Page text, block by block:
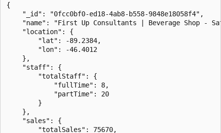
{
    "_id": "0fcc0bf0-ed18-4ab8-b558-9848e18058f4",
"name": "First Up Consultants | Beverage Shop -
    "location": {
        "lat": -89.2384,
        "lon": -46.4012
    },
    "staff": {
        "totalStaff": {
            "fullTime": 8,
            "partTime": 20
        }
    },
    "sales": {
        "totalSales": 75670,